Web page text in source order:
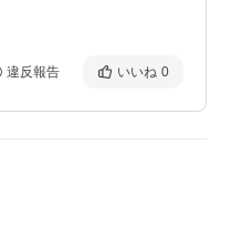
違反報告 いいね 0